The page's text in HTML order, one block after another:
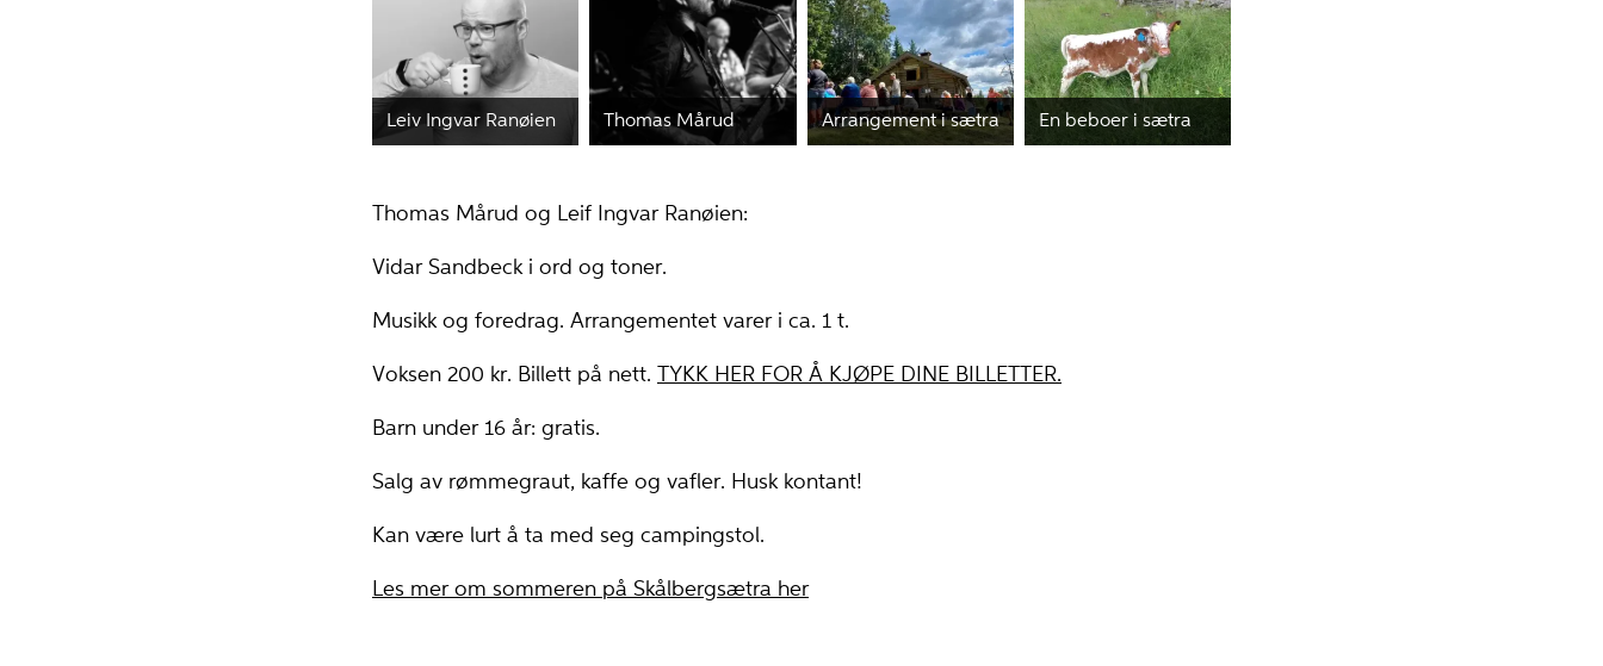
Leiv Ingvar Ranøien Thomas Mårud Arrangement i sætra En beboer i sætra
Thomas Mårud og Leif Ingvar Ranøien:
Vidar Sandbeck i ord og toner.
Musikk og foredrag. Arrangementet varer i ca. 1 t.
Voksen 200 kr. Billett på nett. TYKK HER FOR Å KJØPE DINE BILLETTER.
Barn under 16 år: gratis.
Salg av rømmegraut, kaffe og vafler. Husk kontant!
Kan være lurt å ta med seg campingstol.
Les mer om sommeren på Skålbergsætra her